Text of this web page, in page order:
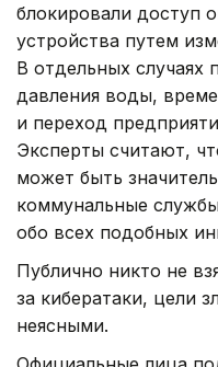
блокировали доступ
устройства путем
В отдельных случаях
давления воды,
и переход
Эксперты считают,
может быть
коммунальные
обо всех подобных
Публично никто не
за кибератаки, цели
неясными.